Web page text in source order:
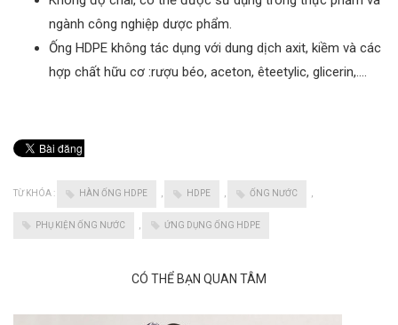
ngành công nghiệp dược phẩm.
Ống HDPE không tác dụng với dung dịch axit, kiềm và các
hợp chất hữu cơ :rượu béo, aceton, êteetylic, glicerin,….
TỪ KHÓA : HÀN ỐNG HDPE , HDPE , ỐNG NƯỚC ,
PHỤ KIỆN ỐNG NƯỚC ỨNG DỤNG ỐNG HDPE
CÓ THỂ BẠN QUAN TÂM